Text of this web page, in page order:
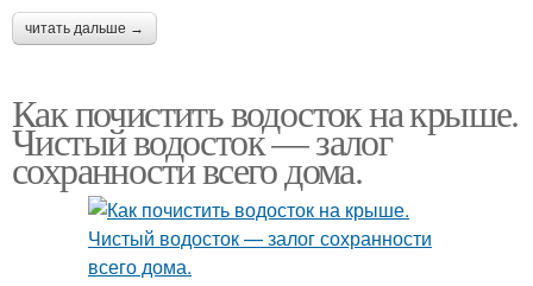
читать дальше →
Как почистить водосток на крыше.
Чистый водосток — залог
сохранности всего дома.